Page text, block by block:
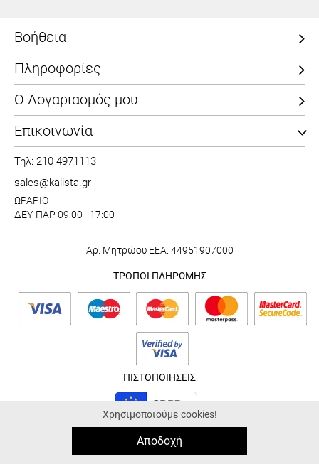
Βοήθεια
Πληροφορίες
Ο Λογαριασμός μου
Επικοινωνία
Τηλ: 210 4971113
sales@kalista.gr
ΩΡΑΡΙΟ
ΔΕΥ-ΠΑΡ 09:00 - 17:00
Αρ. Μητρώου ΕΕΑ: 44951907000
ΤΡΟΠΟΙ ΠΛΗΡΩΜΗΣ
ΠΙΣΤΟΠΟΙΗΣΕΙΣ
ALL-IN-ONE eCommerce Business Development by
Plushost.gr
Χρησιμοποιούμε cookies!
Αποδοχή